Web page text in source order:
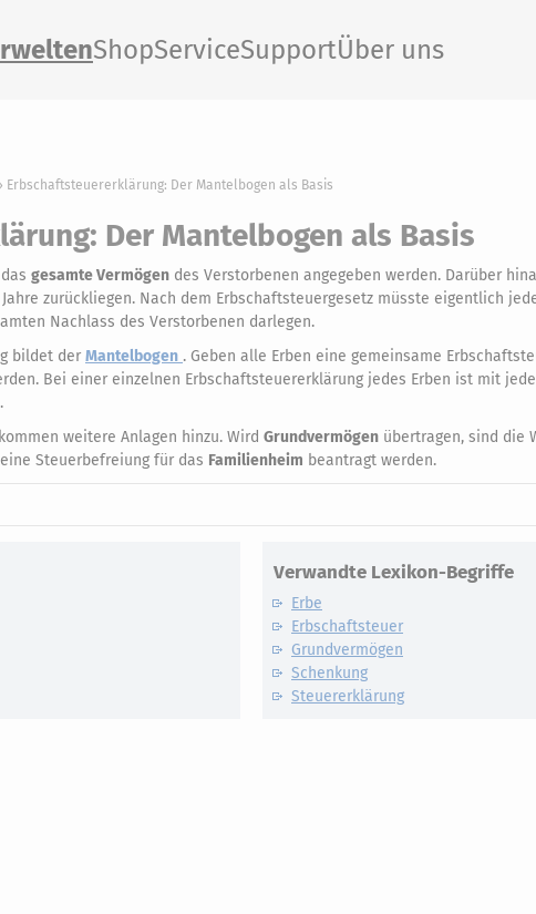
ShopServiceSupportÜber uns
Erbschaftsteuererklärung: Der Mantelbogen als Basis
Der Mantelbogen als Basis
gesamte Vermögen des Verstorbenen angegeben werden. Darüber
zurückliegen. Nach dem Erbschaftsteuergesetz müsste eigentlich
Nachlass des Verstorbenen darlegen.
bildet der Mantelbogen . Geben alle Erben eine gemeinsame
Bei einer einzelnen Erbschaftsteuererklärung jedes Erben ist mit
weitere Anlagen hinzu. Wird Grundvermögen übertragen, sind die
Steuerbefreiung für das Familienheim beantragt werden.
Verwandte Lexikon-Begriffe
Erbe
Erbschaftsteuer
Grundvermögen
Schenkung
Steuererklärung